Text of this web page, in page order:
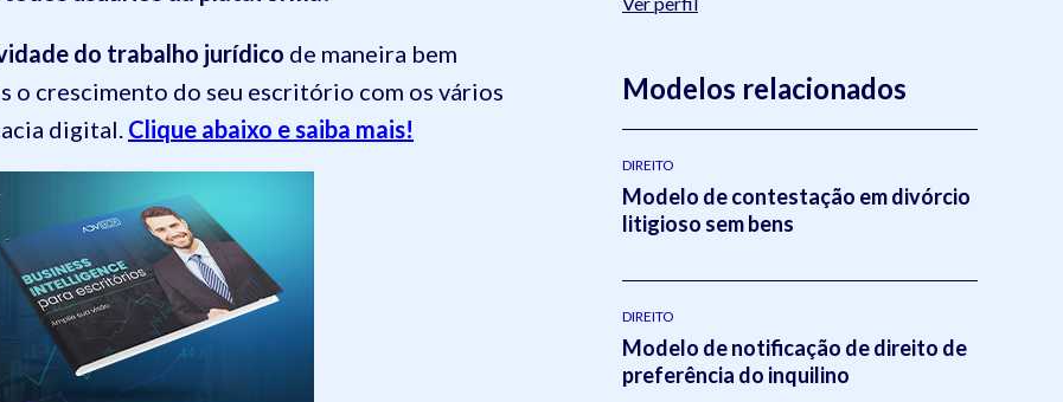
do trabalho jurídico de maneira bem
o crescimento do seu escritório com os vários
digital. Clique abaixo e saiba mais!
Modelos relacionados
DIREITO
Modelo de contestação em divórcio
litigioso sem bens
DIREITO
Modelo de notificação de direito de
preferência do inquilino